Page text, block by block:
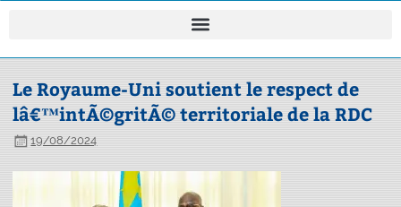
Le Royaume-Uni soutient le respect de
lâ€™intÃ©gritÃ© territoriale de la RDC
19/08/2024